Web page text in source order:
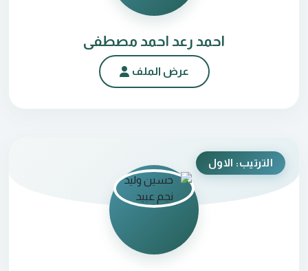
احمد رعد احمد مصطفى
عرض الملف
الترتيب: الاول